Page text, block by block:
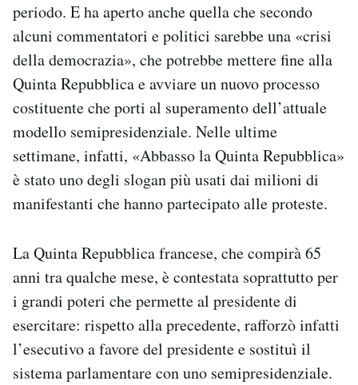
Esci
periodo. E ha aperto anche quella che secondo
alcuni commentatori e politici sarebbe una «crisi
della democrazia», che potrebbe mettere fine alla
Quinta Repubblica e avviare un nuovo processo
costituente che porti al superamento dell’attuale
modello semipresidenziale. Nelle ultime
settimane, infatti, «Abbasso la Quinta Repubblica»
è stato uno degli slogan più usati dai milioni di
manifestanti che hanno partecipato alle proteste.
La Quinta Repubblica francese, che compirà 65
anni tra qualche mese, è contestata soprattutto per
i grandi poteri che permette al presidente di
esercitare: rispetto alla precedente, rafforzò infatti
l’esecutivo a favore del presidente e sostituì il
sistema parlamentare con uno semipresidenziale.